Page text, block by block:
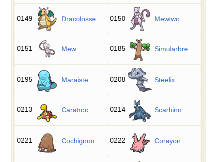
0149 Dracolosse 0150 Mewtwo
0151 Mew 0185 Simularbre
0195 Maraiste 0208 Steelix
0213 Caratroc 0214 Scarhino
0221 Cochignon 0222 Corayon